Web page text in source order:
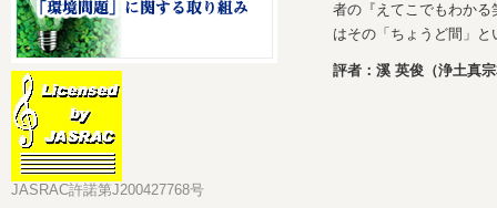
JASRAC許諾第J200427768号
者の『えてこでもわか
はその「ちょうど間」
評者：溪 英俊（浄土真